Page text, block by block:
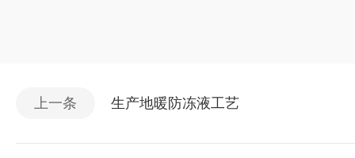
上一条 生产地暖防冻液工艺